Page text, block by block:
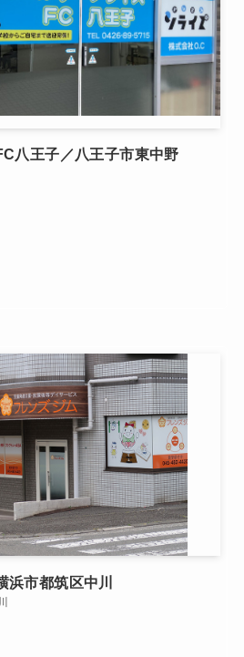
八王子／八王子市東中野
浜市都筑区中川